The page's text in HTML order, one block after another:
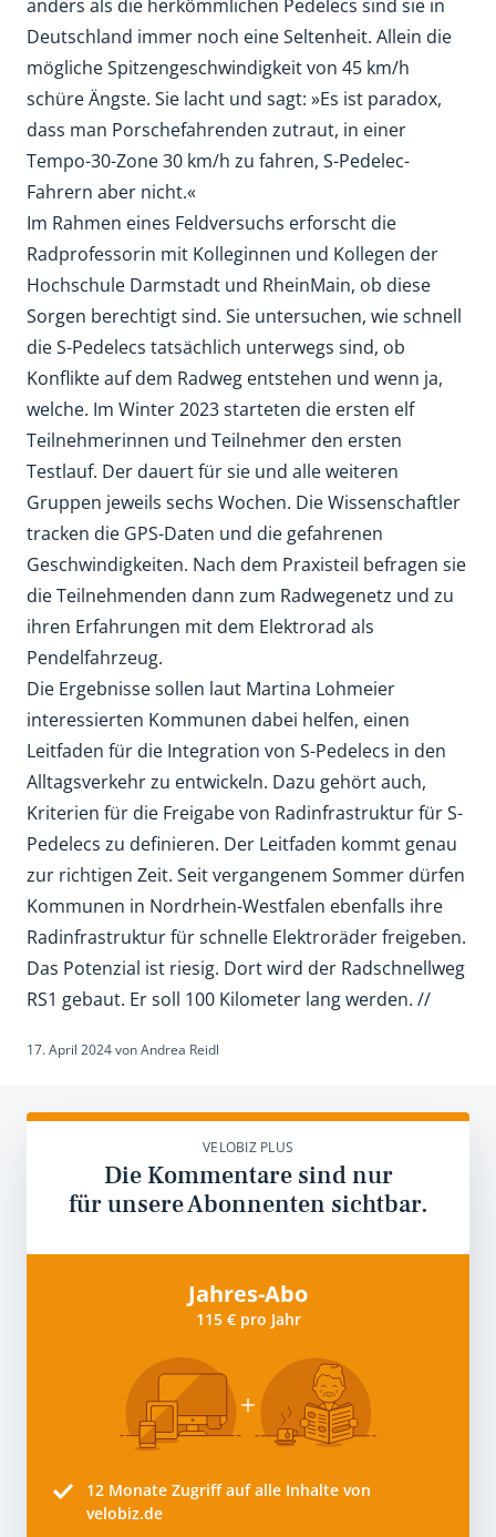
anders als die herkömmlichen Pedelecs sind sie in
Deutschland immer noch eine Seltenheit. Allein die
mögliche Spitzengeschwindigkeit von 45 km/h
schüre Ängste. Sie lacht und sagt: »Es ist paradox,
dass man Porschefahrenden zutraut, in einer
Tempo-30-Zone 30 km/h zu fahren, S-Pedelec-
Fahrern aber nicht.«
Im Rahmen eines Feldversuchs erforscht die
Radprofessorin mit Kolleginnen und Kollegen der
Hochschule Darmstadt und RheinMain, ob diese
Sorgen berechtigt sind. Sie untersuchen, wie schnell
die S-Pedelecs tatsächlich unterwegs sind, ob
Konflikte auf dem Radweg entstehen und wenn ja,
welche. Im Winter 2023 starteten die ersten elf
Teilnehmerinnen und Teilnehmer den ersten
Testlauf. Der dauert für sie und alle weiteren
Gruppen jeweils sechs Wochen. Die Wissenschaftler
tracken die GPS-Daten und die gefahrenen
Geschwindigkeiten. Nach dem Praxisteil befragen sie
die Teilnehmenden dann zum Radwegenetz und zu
ihren Erfahrungen mit dem Elektrorad als
Pendelfahrzeug.
Die Ergebnisse sollen laut Martina Lohmeier
interessierten Kommunen dabei helfen, einen
Leitfaden für die Integration von S-Pedelecs in den
Alltagsverkehr zu entwickeln. Dazu gehört auch,
Kriterien für die Freigabe von Radinfrastruktur für S-
Pedelecs zu definieren. Der Leitfaden kommt genau
zur richtigen Zeit. Seit vergangenem Sommer dürfen
Kommunen in Nordrhein-Westfalen ebenfalls ihre
Radinfrastruktur für schnelle Elektroräder freigeben.
Das Potenzial ist riesig. Dort wird der Radschnellweg
RS1 gebaut. Er soll 100 Kilometer lang werden. //
17. April 2024vonAndrea Reidl
VELOBIZ PLUS
Die Kommentare sind nur
für unsere Abonnenten sichtbar.
Jahres-Abo
115 € pro Jahr
12 Monate Zugriff auf alle Inhalte von
velobiz.de